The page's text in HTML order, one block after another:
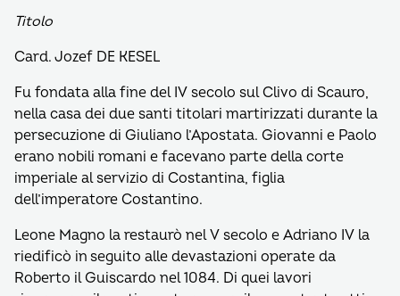
Titolo
Card. Jozef DE KESEL
Fu fondata alla fine del IV secolo sul Clivo di Scauro,
nella casa dei due santi titolari martirizzati durante la
persecuzione di Giuliano l’Apostata. Giovanni e Paolo
erano nobili romani e facevano parte della corte
imperiale al servizio di Costantina, figlia
dell’imperatore Costantino.
Leone Magno la restaurò nel V secolo e Adriano IV la
riedificò in seguito alle devastazioni operate da
Roberto il Guiscardo nel 1084. Di quei lavori